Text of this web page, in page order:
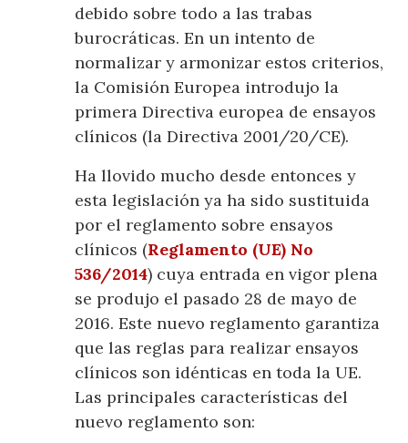
debido sobre todo a las trabas
burocráticas. En un intento de
normalizar y armonizar estos criterios,
la Comisión Europea introdujo la
primera Directiva europea de ensayos
clínicos (la Directiva 2001/20/CE).
Ha llovido mucho desde entonces y
esta legislación ya ha sido sustituida
por el reglamento sobre ensayos
clínicos (Reglamento (UE) No
536/2014) cuya entrada en vigor plena
se produjo el pasado 28 de mayo de
2016. Este nuevo reglamento garantiza
que las reglas para realizar ensayos
clínicos son idénticas en toda la UE.
Las principales características del
nuevo reglamento son: